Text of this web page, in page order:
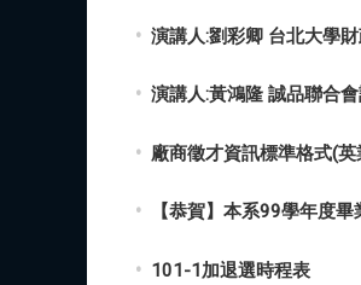
演講人:劉彩卿 台北大學
演講人:黃鴻隆 誠品聯合
廠商徵才資訊標準格式(英
【恭賀】本系99學年度
101-1加退選時程表